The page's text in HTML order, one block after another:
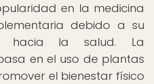
en la medicina
debido a su
hacia la salud. La
en el uso de plantas
el bienestar físico